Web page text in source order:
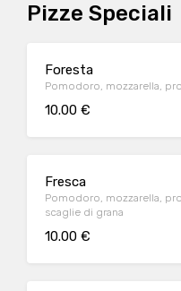
Pizze Speciali
Foresta
Pomodoro, mozzarella,
10.00 €
Fresca
Pomodoro, mozzarella,
scaglie di grana
10.00 €